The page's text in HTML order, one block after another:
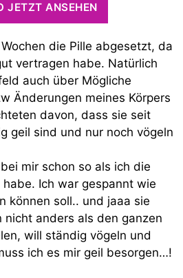
JETZT ANSEHEN
die Pille abgesetzt, da
vertragen habe. Natürlich
auch über Mögliche
Änderungen meines Körpers
davon, dass sie seit
geil sind und nur noch vögeln
mir schon so als ich die
Ich war gespannt wie
können soll.. und jaaa sie
nicht anders als den ganzen
will ständig vögeln und
ich es mir geil besorgen…!